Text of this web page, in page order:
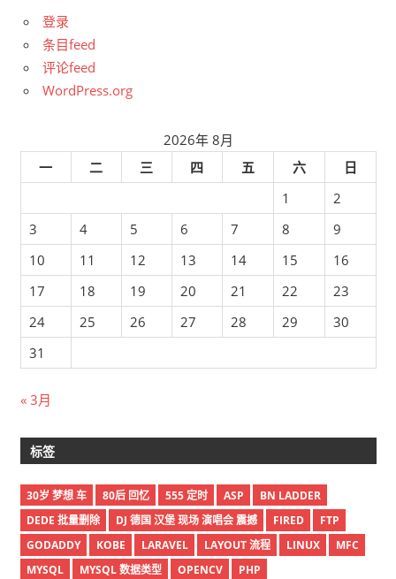
登录
条目feed
评论feed
WordPress.org
2026年 8月
一
二 三 四 五 六
日
1
2
3
4 5 6 7 8
9
10
11 12 13 14 15
16
17
18 19 20 21 22
23
24
25 26 27 28 29
30
31
« 3月
标签
30岁 梦想 车 80后 回忆 555 定时 ASP
BN LADDER
DEDE 批量删除
DJ 德国 汉堡 现场 演唱会 震撼 FIRED
FTP
GODADDY
KOBE LARAVEL LAYOUT 流程 LINUX
MFC
MYSQL
MYSQL 数据类型 OPENCV
PHP